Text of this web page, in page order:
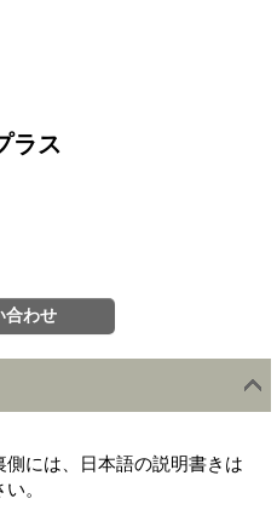
ラス
側には、日本語の説明書きは
。